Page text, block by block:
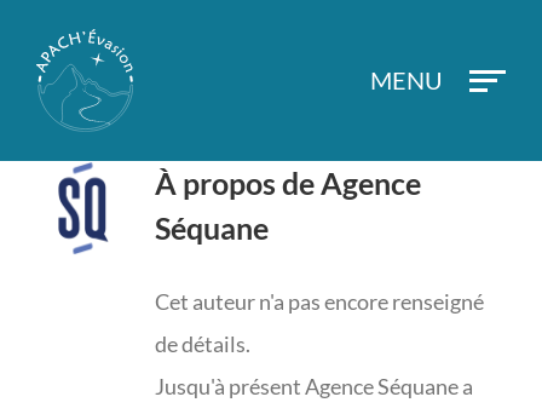
contenu
À propos deAgence
Séquane
Cet auteur n'a pas encore renseigné
de détails.
Jusqu'à présent Agence Séquane a